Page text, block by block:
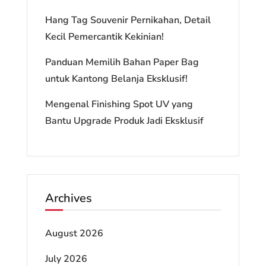
Hang Tag Souvenir Pernikahan, Detail
Kecil Pemercantik Kekinian!
Panduan Memilih Bahan Paper Bag
untuk Kantong Belanja Eksklusif!
Mengenal Finishing Spot UV yang
Bantu Upgrade Produk Jadi Eksklusif
Archives
August 2026
July 2026